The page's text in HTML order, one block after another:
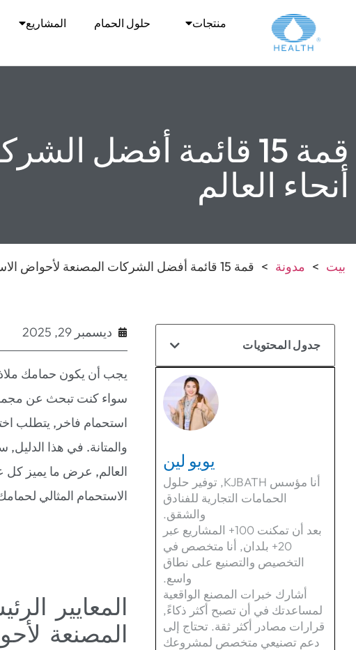
منتجات حلول الحمام المشاريع
قمة 15 قائمة أفضل
أنحاء العالم
بيت > مدونة > قمة 15 قائمة أفضل الشركات المصنعة لأحواض الاستحمام في جميع أنحاء العالم
جدول المحتويات
يويو لين
أنا مؤسس KJBATH, توفير حلول
الحمامات التجارية للفنادق
والشقق.
بعد أن تمكنت 100+ المشاريع عبر
20+ بلدان, أنا متخصص في
التخصيص والتصنيع على نطاق
واسع.
أشارك خبرات المصنع الواقعية
لمساعدتك في أن تصبح أكثر ذكاءً,
قرارات مصادر أكثر ثقة. تحتاج إلى
دعم تصنيعي متخصص لمشروعك
ديسمبر 29, 2025
يجب أن يكون حمامك
سواء كنت تبحث عن
استحمام فاخر, يتطلب
العالم, عرض ما يميز
الاستحمام المثالي
المعايير
المصنعة